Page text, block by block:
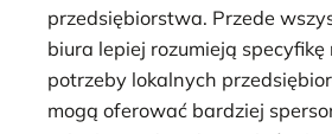
przedsiębiorstwa. Przede
biura lepiej rozumieją specyfikę
potrzeby lokalnych
mogą oferować bardziej